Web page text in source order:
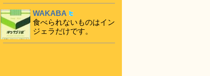
WAKABA
食べられないものはイン
ジェラだけです。